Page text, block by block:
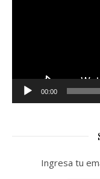
00:00
Ingresa tu